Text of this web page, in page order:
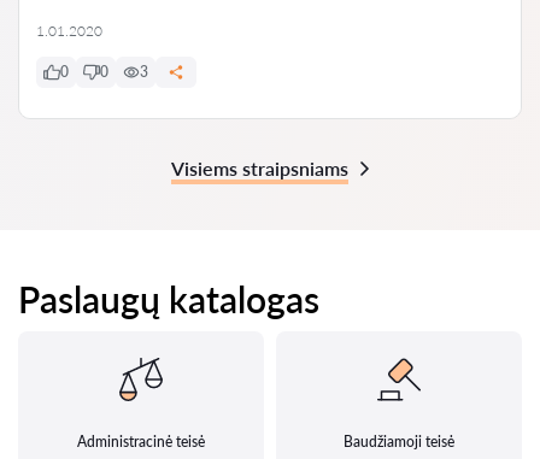
1.01.2020
0 0 3
Visiems straipsniams
Paslaugų katalogas
Administracinė teisė Baudžiamoji teisė